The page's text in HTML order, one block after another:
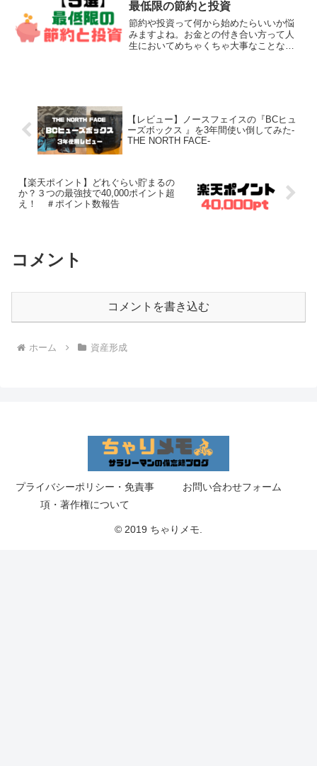
最低限の節約と投資
節約や投資って何から始めたらいいか悩
みますよね。お金との付き合い方って人
生においてめちゃくちゃ大事なことなの
【レビュー】ノースフェイスの『BCヒュ
ーズボックス 』を3年間使い倒してみた-
THE NORTH FACE-
【楽天ポイント】どれぐらい貯まるの
か？３つの最強技で40,000ポイント超
え！ ＃ポイント数報告
コメント
コメントを書き込む
ホーム 資産形成
プライバシーポリシー・免責事
項・著作権について
お問い合わせフォーム
© 2019 ちゃりメモ.